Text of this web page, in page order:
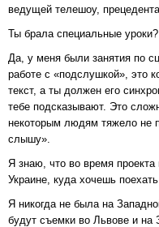
ведущей телешоу,
Ты брала специальные уроки?
Да, у меня были занятия по
работе с «подслушкой», это
текст, а ты должен его
тебе подсказывают. Это
некоторым людям тяжело не
слышу».
Я знаю, что во время
Украине, куда хочешь
Я никогда не была на
будут съемки во Львове и на